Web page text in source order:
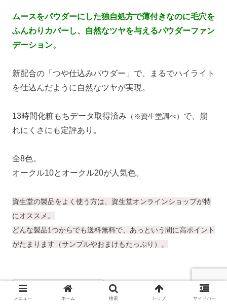
ムースをパウダーにした独自処方で薄付きなのに毛穴を
デーション。
を仕込んだように自然なツヤが実現。
13時間化粧もちデータ取得済み （※資生堂調べ）で、崩
れにくさにも定評あり。
オークル10とオークル20が人気色。
メニュー ホーム 検索 トップ サイドバー